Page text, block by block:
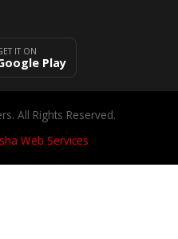
IT ON
Play
All Rights Reserved.
Web Services